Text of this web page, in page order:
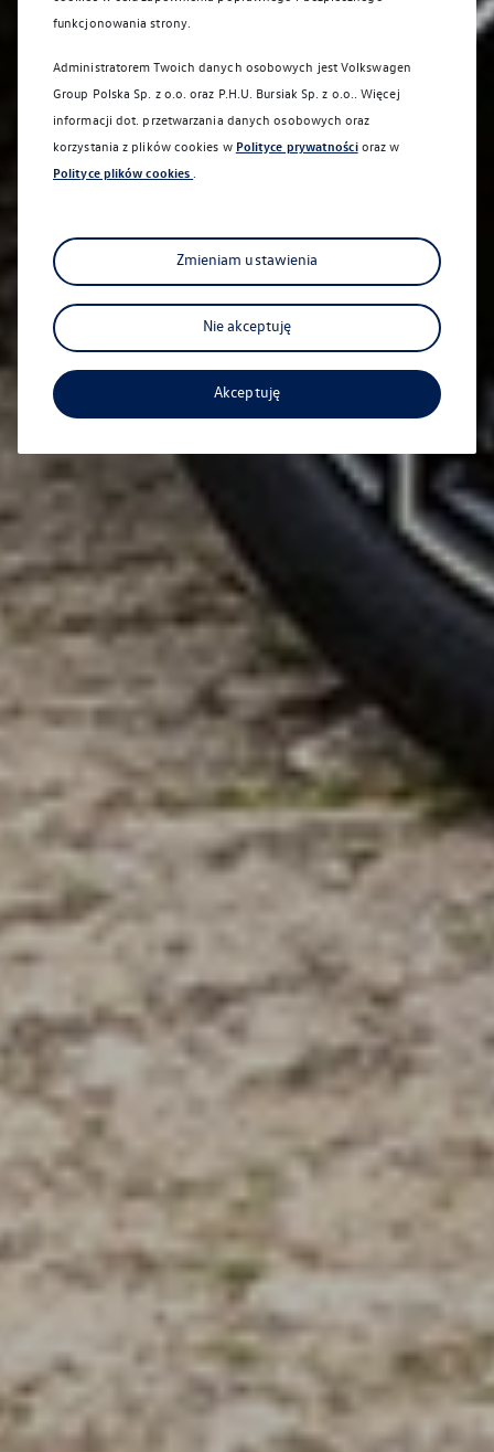
funkcjonowania strony.
Administratorem Twoich danych osobowych jest Volkswagen
Group Polska Sp. z o.o. oraz P.H.U. Bursiak Sp. z o.o.. Więcej
informacji dot. przetwarzania danych osobowych oraz
korzystania z plików cookies w Polityce prywatnościoraz w
Polityce plików cookies .
Zmieniam ustawienia
Nie akceptuję
Akceptuję